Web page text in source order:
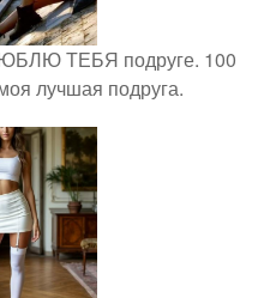
ТЕБЯ подруге. 100
лучшая подруга.